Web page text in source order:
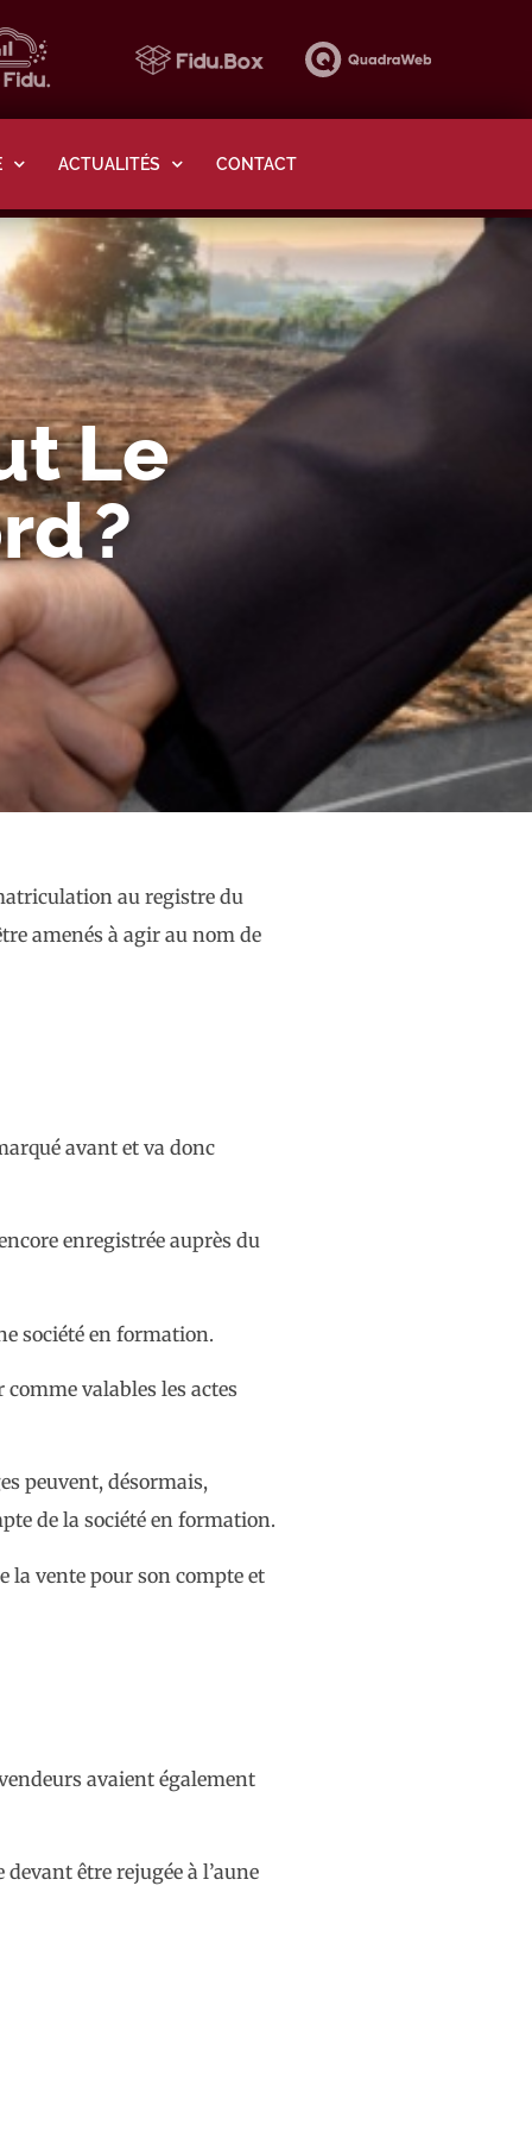
ACTUALITÉS CONTACT
Le
?
au registre du
amenés à agir au nom de
avant et va donc
enregistrée auprès du
société en formation.
valables les actes
peuvent, désormais,
de la société en formation.
la vente pour son compte et
avaient également
être rejugée à l’aune